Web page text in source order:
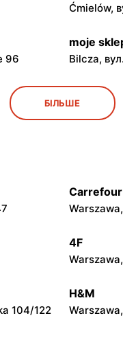
Ćmielów,
96
moje
Bilcza,
moje
Gorzyce,
moje
Iwierzyce,
moje
Niebylec,
БІЛЬШЕ
4F
104/122
H&M